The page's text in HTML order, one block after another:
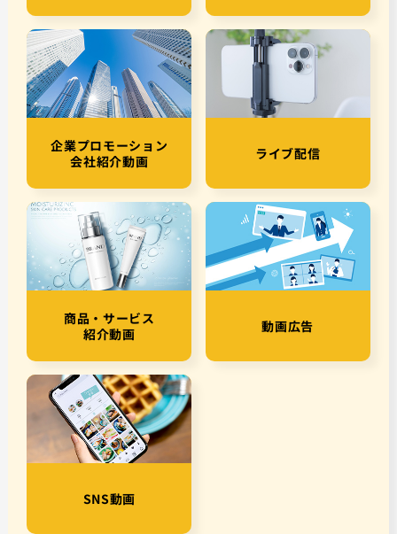
企業プロモーション
会社紹介動画
商品・サービス
紹介動画
SNS動画
ライブ配信
動画広告